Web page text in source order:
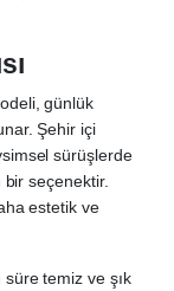
günlük
Şehir içi
sürüşlerde
seçenektir.
estetik ve
süre temiz ve şık